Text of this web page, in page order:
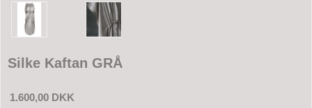
Silke Kaftan GRÅ
1.600,00 DKK